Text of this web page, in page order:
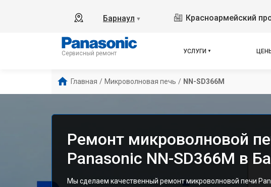
Барнаул ▼ Красноармейский
Сервисный ремонт УСЛУГИ
Главная / Микроволновая печь / NN-SD366M
Ремонт микроволновой
Panasonic NN-SD366M в
Мы сделаем качественный ремонт микроволновой печи